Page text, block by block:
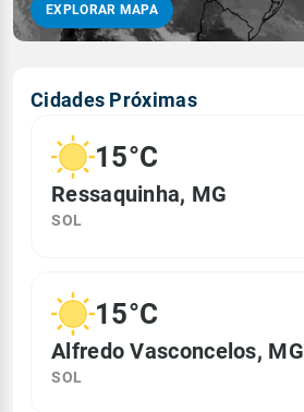
EXPLORAR MAPA
Cidades Próximas
15°C
Ressaquinha, MG
SOL
15°C
Alfredo Vasconcelos, MG
SOL